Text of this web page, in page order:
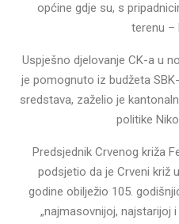
općine gdje su, s
terenu –
Uspješno djelovanje CK-a u
je pomognuto iz budžeta
sredstava, zaželio je
politike
Predsjednik Crvenog križa
podsjetio da je Crveni križ
godine obilježio 105.
„najmasovnijoj, najstarijoj